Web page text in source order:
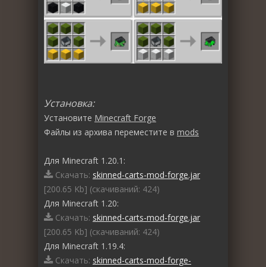
Установка:
Установите Minecraft Forge
Файлы из архива переместите в mods
Для Minecraft 1.20.1:
Скачать: skinned-carts-mod-forge.jar
[200.65 Kb] (cкачиваний: 424)
Для Minecraft 1.20:
Скачать: skinned-carts-mod-forge.jar
[200.65 Kb] (cкачиваний: 424)
Для Minecraft 1.19.4:
Скачать: skinned-carts-mod-forge-